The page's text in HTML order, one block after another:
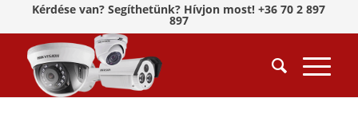
Kérdése van? Segíthetünk? Hívjon most! +36 70 2 897
897